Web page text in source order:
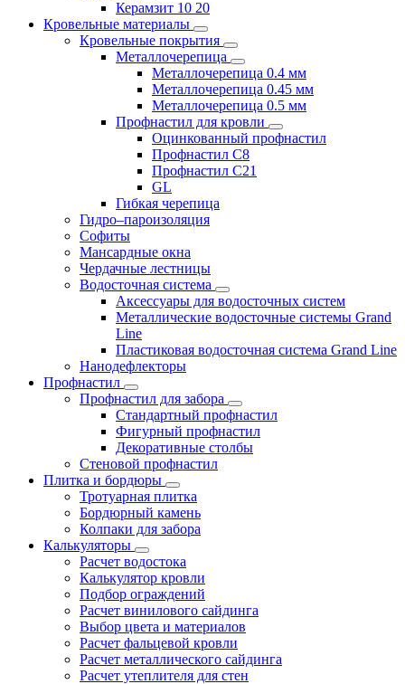
Керамзит 10 20
Кровельные материалы
Кровельные покрытия
Металлочерепица
Металлочерепица 0.4 мм
Металлочерепица 0.45 мм
Металлочерепица 0.5 мм
Профнастил для кровли
Оцинкованный профнастил
Профнастил С8
Профнастил С21
GL
Гибкая черепица
Гидро–пароизоляция
Софиты
Мансардные окна
Чердачные лестницы
Водосточная система
Аксессуары для водосточных систем
Металлические водосточные системы Grand
Line
Пластиковая водосточная система Grand Line
Нанодефлекторы
Профнастил
Профнастил для забора
Стандартный профнастил
Фигурный профнастил
Декоративные столбы
Стеновой профнастил
Плитка и бордюры
Тротуарная плитка
Бордюрный камень
Колпаки для забора
Калькуляторы
Расчет водостока
Калькулятор кровли
Подбор ограждений
Расчет винилового сайдинга
Выбор цвета и материалов
Расчет фальцевой кровли
Расчет металлического сайдинга
Расчет утеплителя для стен